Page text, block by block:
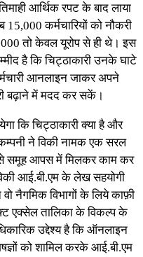
आर्थिक रपट के बाद लाया
कर्मचारियों को नौकरी
तो केवल यूरोप से ही थे। इस
है कि चिट्ठाकारी उनके घाटे
आनलाइन जाकर अपने
बढ़ाने में मदद कर सकें।
कि चिट्ठाकारी क्या है और
ने विकी नामक एक सरल
समूह आपस में मिलकर काम कर
आई.बी.एम के लेख सहयोगी
नैगमिक विभागों के लिये काफ़ी
एक्सेल तालिका के विकल्प के
उद्देश्य है कि ऑनलाइन
को शामिल करके आई.बी.एम